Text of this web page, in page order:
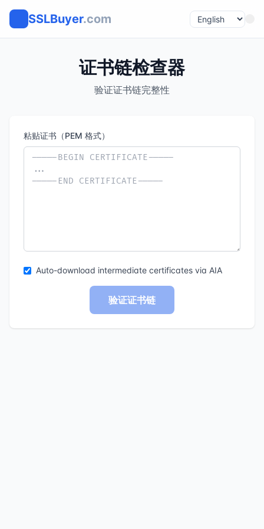
SSLBuyer.com
证书链检查器
验证证书链完整性
粘贴证书（PEM 格式）
Auto-download intermediate certificates via AIA
验证证书链